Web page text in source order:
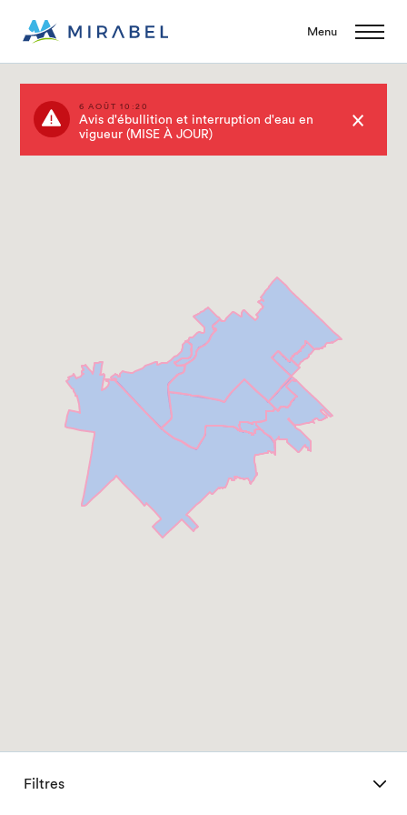
Menu
6 AOÛT 10:20
Avis d'ébullition et interruption d'eau en
vigueur (MISE À JOUR)
Filtres